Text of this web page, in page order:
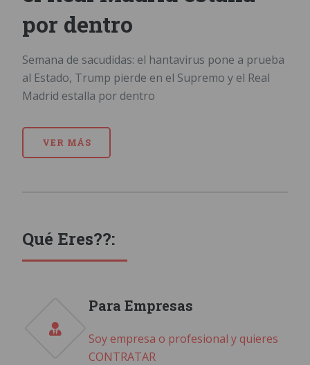
por dentro
Semana de sacudidas: el hantavirus pone a prueba
al Estado, Trump pierde en el Supremo y el Real
Madrid estalla por dentro
VER MÁS
Qué Eres??:
Para Empresas
Soy empresa o profesional y quieres
CONTRATAR